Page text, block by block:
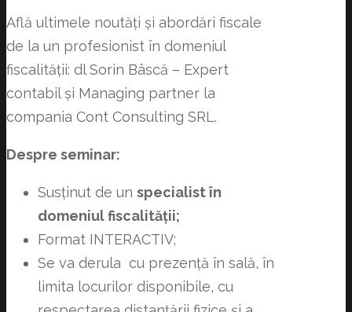
Află ultimele noutăți și abordări fiscale
de la un profesionist în domeniul
fiscalității: dl Sorin Bâscă – Expert
contabil și Managing partner la
compania Cont Consulting SRL.
Despre seminar:
Susţinut de un specialist în
domeniul fiscalității;
Format INTERACTIV;
Se va derula cu prezență în sală, în
limita locurilor disponibile, cu